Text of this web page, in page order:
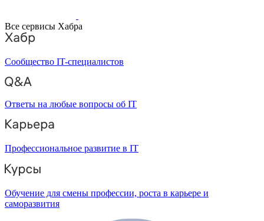
Все сервисы Хабра
Сообщество IT-специалистов
Ответы на любые вопросы об IT
Профессиональное развитие в IT
Обучение для смены профессии, роста в карьере и
саморазвития